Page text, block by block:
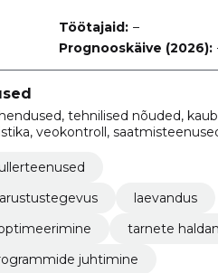
Töötajaid: –
Prognooskäive (2026):
tehnilised nõuded,
veokontroll,
laevandus
tarnete
juhtimine